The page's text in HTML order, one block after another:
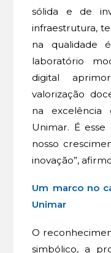
sólida e de
infraestrutura,
na qualidade
laboratório
digital
valorização
na excelência
Unimar. É
nosso
inovação”,
Um marco no
Unimar
O
simbólico, a